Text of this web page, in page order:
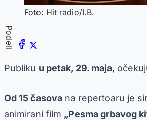
Foto: Hit radio/I.B.
Podeli
Publiku u petak, 29. maja,
Od 15 časova na repertoaru je
animirani film „Pesma grbavog